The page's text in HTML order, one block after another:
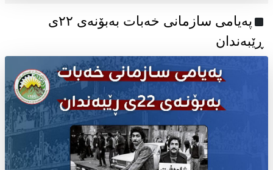
پەیامی سازمانی خەبات بەبۆنەی ۲۲ی
ڕێبەندان